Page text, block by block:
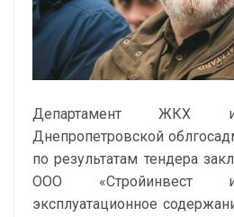
Департамент ЖКХ и
Днепропетровской
по результатам тендера
ООО «Стройинвест
эксплуатационное